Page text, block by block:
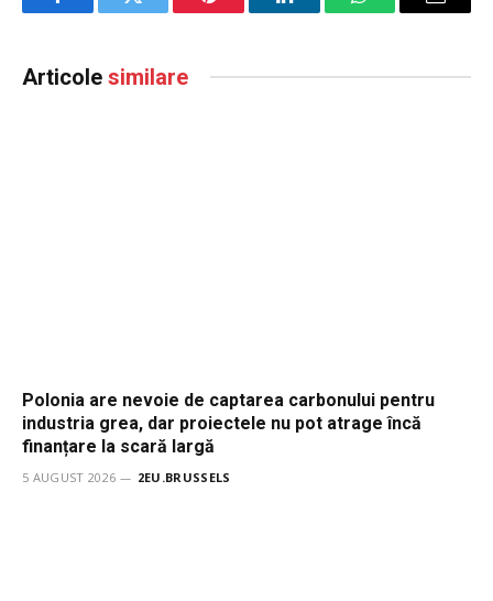
FacebookTwitter Pinterest LinkedInWhatsAppEmail
Articole similare
Polonia are nevoie de captarea carbonului pentru
industria grea, dar proiectele nu pot atrage încă
finanțare la scară largă
5 AUGUST 2026 2EU.BRUSSELS